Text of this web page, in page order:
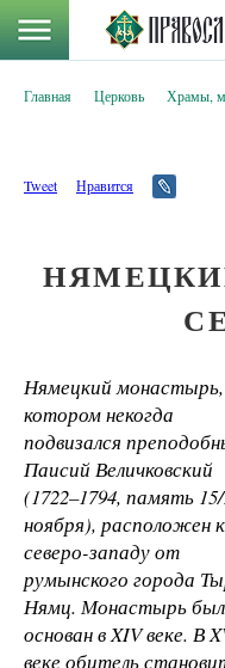
Главная Церковь Храмы,
Tweet Нравится
Нямецкий
котором некогда
подвизался
Паисий Величковский
(1722–1794, память
ноября), расположен к
северо-западу от
румынского города
Нямц. Монастырь был
основан в XIV веке. В
веке обитель